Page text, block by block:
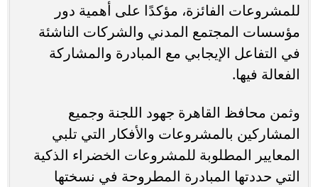
للمشروعات الفائزة، مؤكدًا على أهمية دور
مؤسسات المجتمع المدني والشركات الناشئة
في التفاعل الإيجابي مع المبادرة والمشاركة
الفعالة فيها.
وثمن محافظ القاهرة جهود اللجنة وجميع
المشاركين بالمشروعات والأفكار التي تلبي
المعايير المطلوبة للمشروعات الخضراء الذكية
التي حددتها المبادرة المطروحة في نسختها